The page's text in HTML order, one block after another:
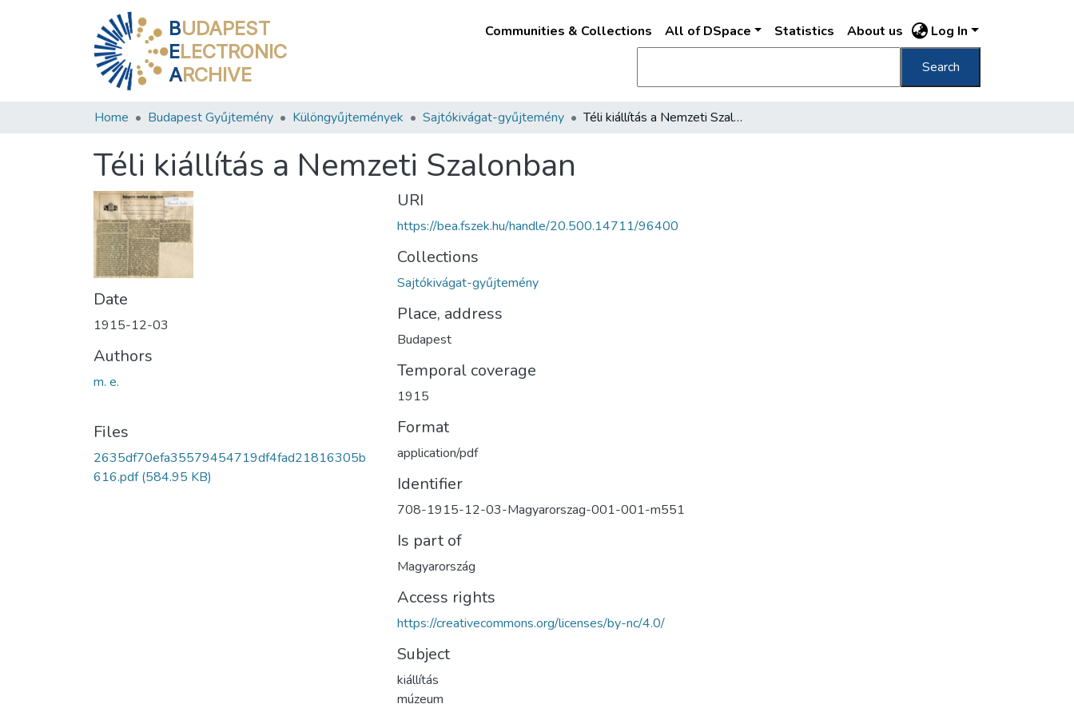
BUDAPEST
ELECTRONIC
ARCHIVE
Communities & Collections All of DSpace Statistics About us Log In
Search
Home Budapest Gyűjtemény Különgyűjtemények Sajtókivágat-gyűjtemény Téli kiállítás a Nemzeti Szalonban
Téli kiállítás a Nemzeti Szalonban
Date
1915-12-03
Authors
m. e.
Files
2635df70efa35579454719df4fad21816305b
616.pdf(584.95 KB)
URI
https://bea.fszek.hu/handle/20.500.14711/96400
Collections
Sajtókivágat-gyűjtemény
Place, address
Budapest
Temporal coverage
1915
Format
application/pdf
Identifier
708-1915-12-03-Magyarorszag-001-001-m551
Is part of
Magyarország
Access rights
https://creativecommons.org/licenses/by-nc/4.0/
Subject
kiállítás
múzeum